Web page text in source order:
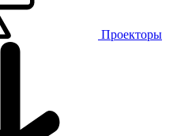
Проекторы